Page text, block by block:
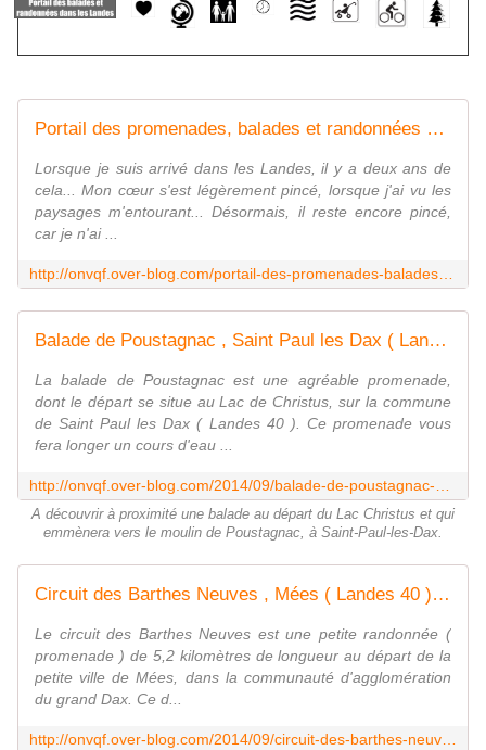
Portail des promenades, balades et randonnées dans les Landes (40). - ONVQF.over-blog.com
Lorsque je suis arrivé dans les Landes, il y a deux ans de
cela... Mon cœur s'est légèrement pincé, lorsque j'ai vu les
paysages m'entourant... Désormais, il reste encore pincé,
car je n'ai ...
Balade de Poustagnac , Saint Paul les Dax ( Landes 40 ) A / AA - ONVQF.over-blog.com
La balade de Poustagnac est une agréable promenade,
dont le départ se situe au Lac de Christus, sur la commune
de Saint Paul les Dax ( Landes 40 ). Ce promenade vous
fera longer un cours d'eau ...
A découvrir à proximité une balade au départ du Lac Christus et qui
emmènera vers le moulin de Poustagnac, à Saint-Paul-les-Dax.
Circuit des Barthes Neuves , Mées ( Landes 40 ) A Rando - ONVQF.over-blog.com
Le circuit des Barthes Neuves est une petite randonnée (
promenade ) de 5,2 kilomètres de longueur au départ de la
petite ville de Mées, dans la communauté d'agglomération
du grand Dax. Ce d...